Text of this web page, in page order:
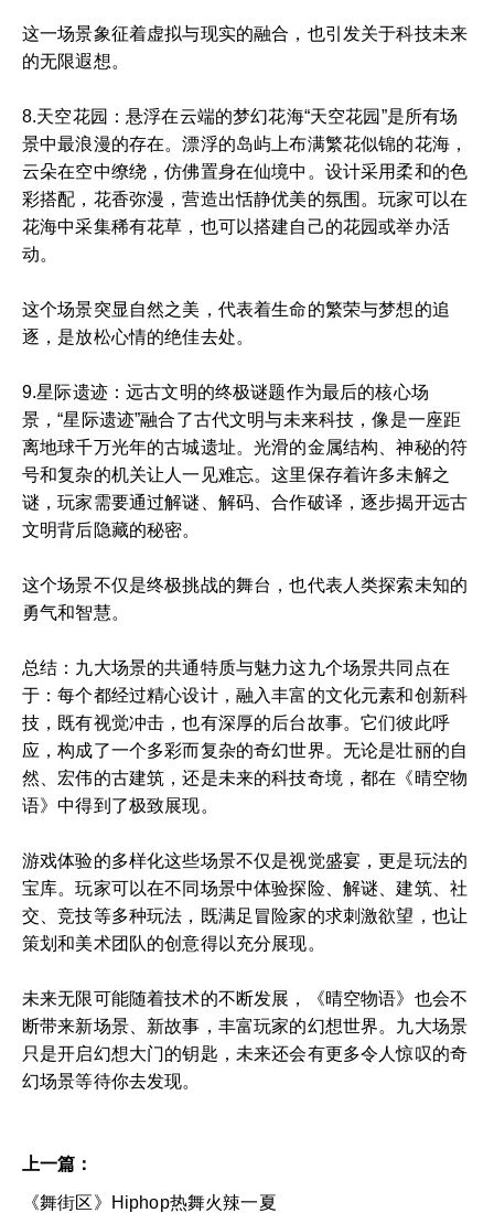
这一场景象征着虚拟与现实的融合，也引发关于科技未来
的无限遐想。
8.天空花园：悬浮在云端的梦幻花海“天空花园”是所有场
景中最浪漫的存在。漂浮的岛屿上布满繁花似锦的花海，
云朵在空中缭绕，仿佛置身在仙境中。设计采用柔和的色
彩搭配，花香弥漫，营造出恬静优美的氛围。玩家可以在
花海中采集稀有花草，也可以搭建自己的花园或举办活
动。
这个场景突显自然之美，代表着生命的繁荣与梦想的追
逐，是放松心情的绝佳去处。
9.星际遗迹：远古文明的终极谜题作为最后的核心场
景，“星际遗迹”融合了古代文明与未来科技，像是一座距
离地球千万光年的古城遗址。光滑的金属结构、神秘的符
号和复杂的机关让人一见难忘。这里保存着许多未解之
谜，玩家需要通过解谜、解码、合作破译，逐步揭开远古
文明背后隐藏的秘密。
这个场景不仅是终极挑战的舞台，也代表人类探索未知的
勇气和智慧。
总结：九大场景的共通特质与魅力这九个场景共同点在
于：每个都经过精心设计，融入丰富的文化元素和创新科
技，既有视觉冲击，也有深厚的后台故事。它们彼此呼
应，构成了一个多彩而复杂的奇幻世界。无论是壮丽的自
然、宏伟的古建筑，还是未来的科技奇境，都在《晴空物
语》中得到了极致展现。
游戏体验的多样化这些场景不仅是视觉盛宴，更是玩法的
宝库。玩家可以在不同场景中体验探险、解谜、建筑、社
交、竞技等多种玩法，既满足冒险家的求刺激欲望，也让
策划和美术团队的创意得以充分展现。
未来无限可能随着技术的不断发展，《晴空物语》也会不
断带来新场景、新故事，丰富玩家的幻想世界。九大场景
只是开启幻想大门的钥匙，未来还会有更多令人惊叹的奇
幻场景等待你去发现。
上一篇：
《舞街区》Hiphop热舞火辣一夏